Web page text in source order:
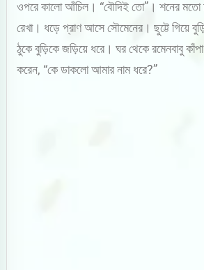
ওপরে কালো আঁচিল। “বৌদিই তো”। শনের মতো
রেখা। ধড়ে প্রাণ আসে সৌমেনের। ছুট্টে গিয়ে
ঠুকে বুড়িকে জড়িয়ে ধরে। ঘর থেকে রমেনবাবু
করেন, “কে ডাকলো আমার নাম ধরে?”